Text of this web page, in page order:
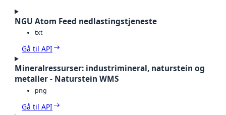
NGU Atom Feed nedlastingstjeneste
txt
Gå til API
Mineralressurser: industrimineral, naturstein og
metaller - Naturstein WMS
png
Gå til API